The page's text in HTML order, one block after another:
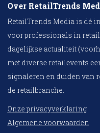
Over RetailTrends
RetailTrends Media is dé
voor professionals in
dagelijkse actualiteit
met diverse retailevents
signaleren en duiden van
de retailbranche.
Onze privacyverklaring
Algemene voorwaarden